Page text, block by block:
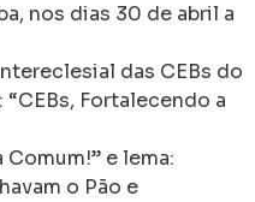
nos dias 30 de abril a
das CEBs do
Fortalecendo a
e lema:
o Pão e